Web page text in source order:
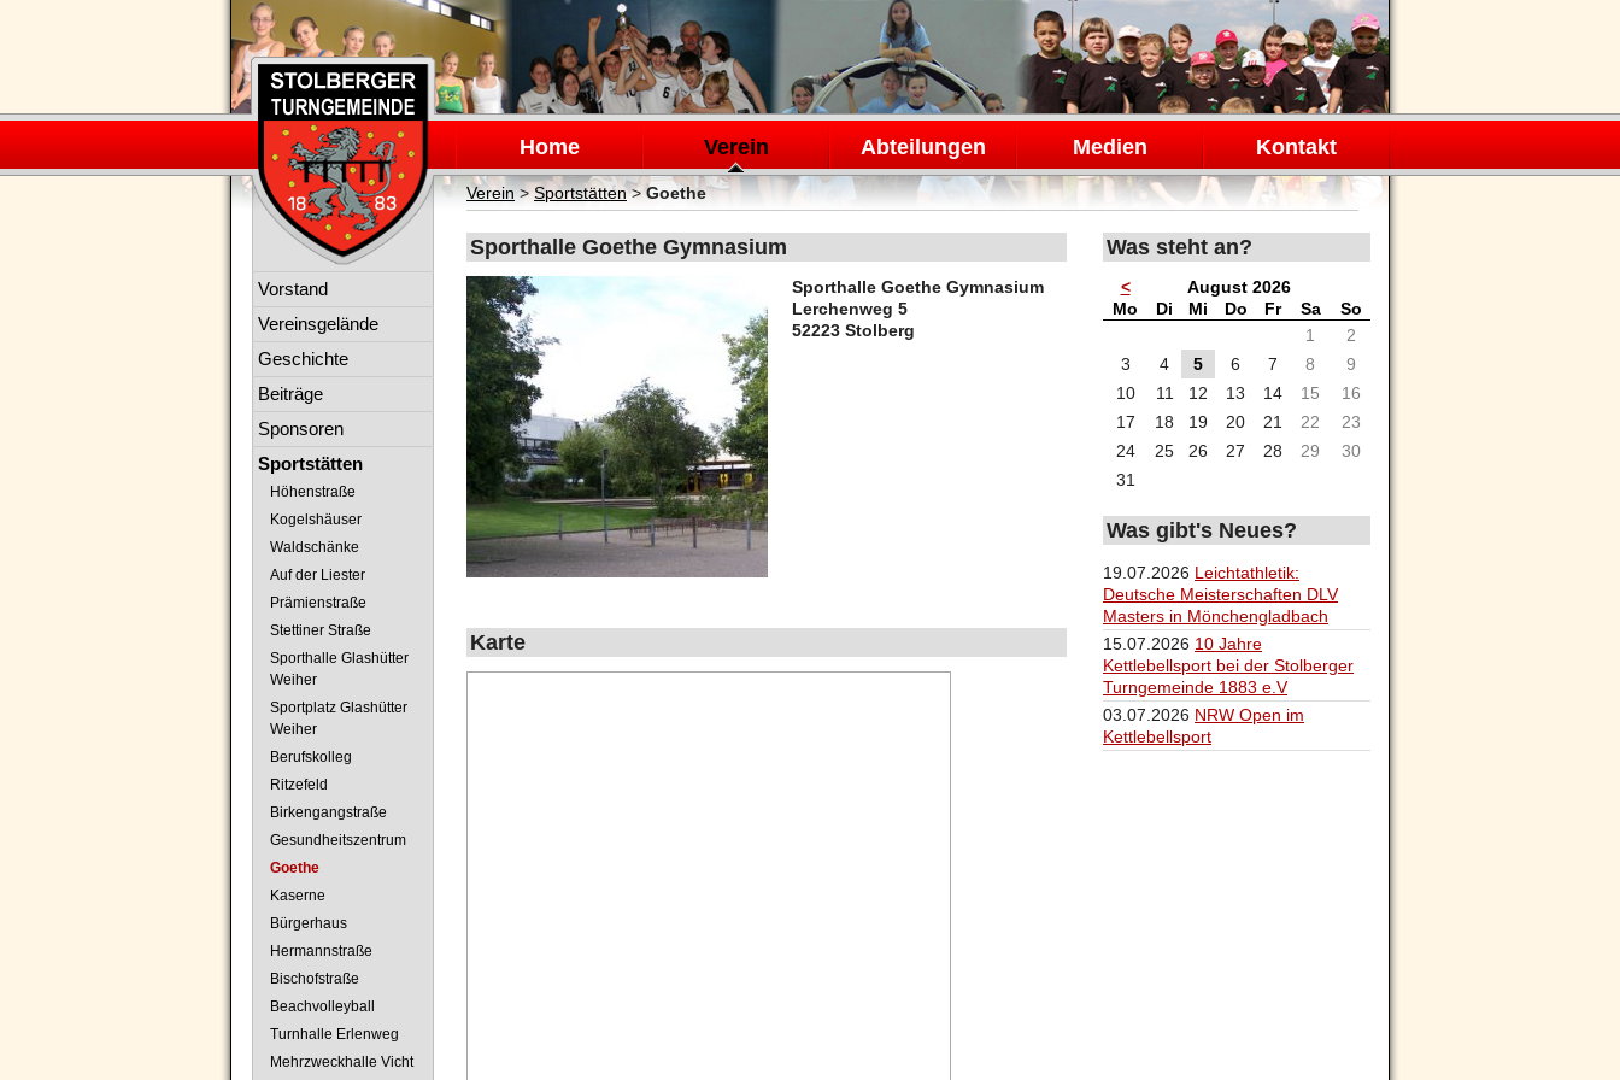
Navigation
überspringen
Home Verein Abteilungen Medien Kontakt
Verein> Sportstätten>Goethe
Sporthalle Goethe Gymnasium
Sporthalle Goethe Gymnasium
Lerchenweg 5
52223 Stolberg
Karte
Navigation
Vorstand
Vereinsgelände
Geschichte
Beiträge
Sponsoren
Sportstätten
Höhenstraße
Kogelshäuser
Waldschänke
Auf der Liester
Prämienstraße
Stettiner Straße
Sporthalle Glashütter
Weiher
Sportplatz Glashütter
Weiher
Berufskolleg
Ritzefeld
Birkengangstraße
Gesundheitszentrum
Goethe
Kaserne
Bürgerhaus
Hermannstraße
Bischofstraße
Beachvolleyball
Turnhalle Erlenweg
Mehrzweckhalle Vicht
Was steht an?
<
August 2026
Mo ntag
Di enstag
Mi ttwoch
Donnerstag
Freitag
Samstag
Sonntag
1
2
3
4 5 6 7 8
9
10
11 12 13 14 15
16
17
18 19 20 21 22
23
24
25 26 27 28 29
30
31
Was gibt's Neues?
19.07.2026 Leichtathletik:
Deutsche Meisterschaften DLV
Masters in Mönchengladbach
15.07.2026 10 Jahre
Kettlebellsport bei der Stolberger
Turngemeinde 1883 e.V
03.07.2026 NRW Open im
Kettlebellsport